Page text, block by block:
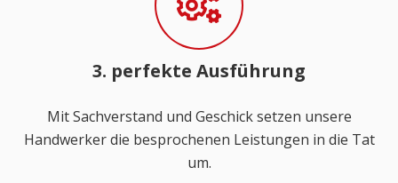
3. perfekte Ausführung
Mit Sachverstand und Geschick setzen unsere
Handwerker die besprochenen Leistungen in die Tat
um.